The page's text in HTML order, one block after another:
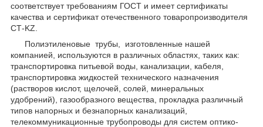
соответствует требованиям ГОСТ и имеет сертификаты
качества и сертификат отечественного товаропроизводителя
СТ-KZ.
Полиэтиленовые трубы, изготовленные нашей
компанией, используются в различных областях, таких как:
транспортировка питьевой воды, канализации, кабеля,
транспортировка жидкостей технического назначения
(растворов кислот, щелочей, солей, минеральных
удобрений), газообразного вещества, прокладка различный
типов напорных и безнапорных канализаций,
телекоммуникационные трубопроводы для систем оптико-